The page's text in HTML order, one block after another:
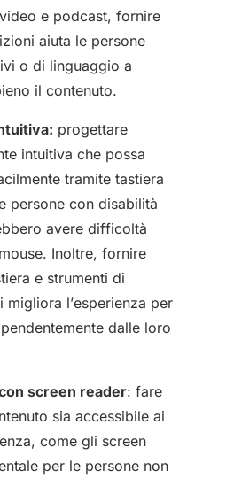
e podcast, fornire
aiuta le persone
o di linguaggio a
il contenuto.
progettare
intuitiva che possa
tramite tastiera
persone con disabilità
avere difficoltà
Inoltre, fornire
e strumenti di
migliora l’esperienza per
dalle loro
screen reader: fare
sia accessibile ai
come gli screen
per le persone non